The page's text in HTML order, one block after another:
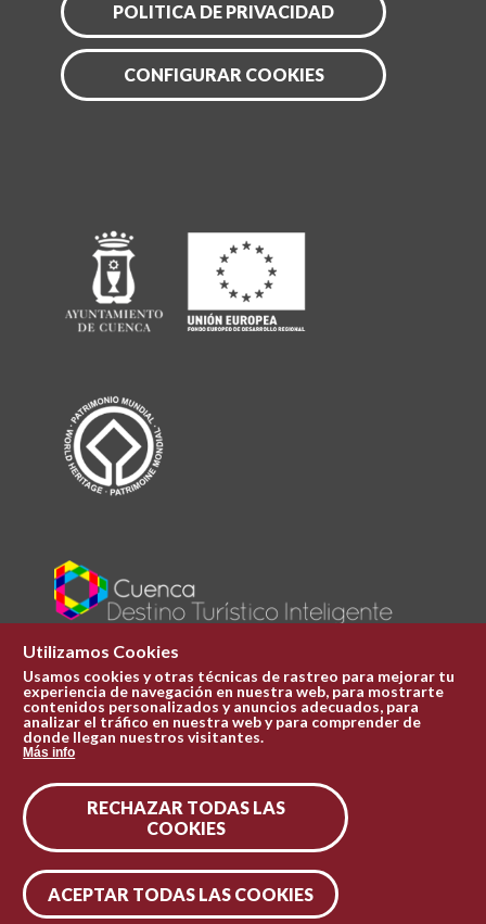
POLITICA DE PRIVACIDAD
CONFIGURAR COOKIES
Plaza Mayor 1
969 241 051
ofi.turismo@cuenca.es
Síguenos en las redes
Utilizamos Cookies
Usamos cookies y otras técnicas de rastreo para mejorar tu
experiencia de navegación en nuestra web, para mostrarte
contenidos personalizados y anuncios adecuados, para
analizar el tráfico en nuestra web y para comprender de
donde llegan nuestros visitantes.
Más info
RECHAZAR TODAS LAS
COOKIES
ACEPTAR TODAS LAS COOKIES